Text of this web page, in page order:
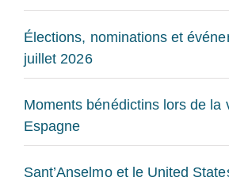
Élections, nominations et
juillet 2026
Moments bénédictins lors de la
Espagne
Sant’Anselmo et le United